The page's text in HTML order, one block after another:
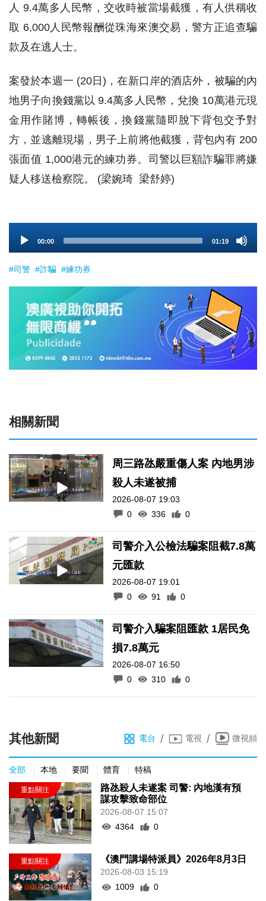
人 9.4萬多人民幣，交收時被當場截獲，有人供稱收
取 6,000人民幣報酬從珠海來澳交易，警方正追查騙
款及在逃人士。
案發於本週一 (20日)，在新口岸的酒店外，被騙的內
地男子向換錢黨以 9.4萬多人民幣，兌換 10萬港元現
金用作賭博，轉帳後，換錢黨隨即脫下背包交予對
方，並逃離現場，男子上前將他截獲，背包內有 200
張面值 1,000港元的練功券。司警以巨額詐騙罪將嫌
疑人移送檢察院。 (梁婉琦 梁舒婷)
Player
00:00 01:19
#司警 #詐騙 #練功券
相關新聞
周三路氹嚴重傷人案 內地男涉
殺人未遂被捕
2026-08-07 19:03
0
336 0
司警介入公檢法騙案阻截7.8萬
元匯款
2026-08-07 19:01
0
91 0
司警介入騙案阻匯款 1居民免
損7.8萬元
2026-08-07 16:50
0
310 0
其他新聞 電台 / 電視 / 微視頻
全部 本地 要聞 體育 特稿
路氹殺人未遂案 司警: 內地漢有預
謀攻擊致命部位
2026-08-07 15:07
4364
0
《澳門講場特派員》2026年8月3日
2026-08-03 15:19
1009
0